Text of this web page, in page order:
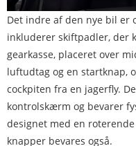
Det indre af den nye bil er
inkluderer skiftpadler, der
gearkasse, placeret over
luftudtag og en startknap,
cockpiten fra en jagerfly.
kontrolskærm og bevarer
designet med en
knapper bevares også.